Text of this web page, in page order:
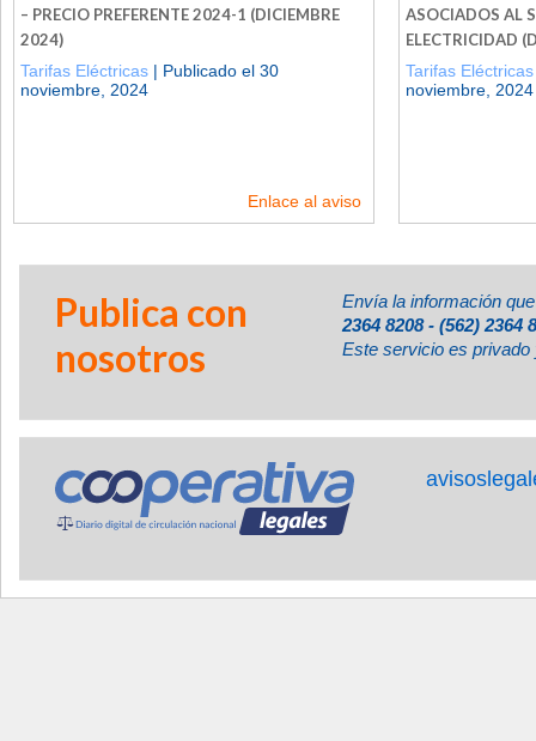
– PRECIO PREFERENTE 2024-1 (DICIEMBRE
2024)
Tarifas Eléctricas | Publicado el 30
noviembre, 2024
Enlace al aviso
ASOCIADOS AL
ELECTRICIDAD
Tarifas Eléctricas
noviembre, 2024
Publica con
nosotros
Envía la información
2364 8208 - (562) 2364
Este servicio es privado